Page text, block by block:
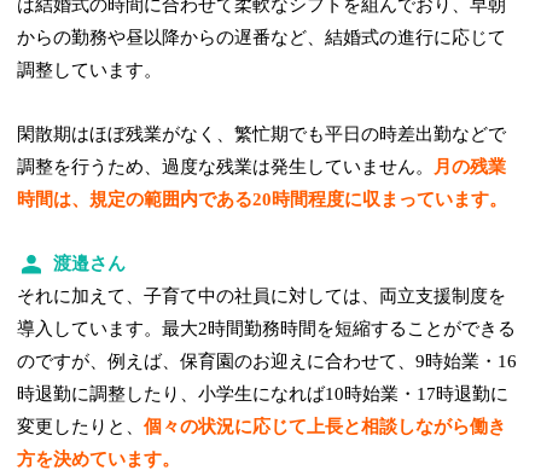
は結婚式の時間に合わせて柔軟なシフトを組んでおり、早朝
からの勤務や昼以降からの遅番など、結婚式の進行に応じて
調整しています。
閑散期はほぼ残業がなく、繁忙期でも平日の時差出勤などで
調整を行うため、過度な残業は発生していません。
月の残業
時間は、規定の範囲内である20時間程度に収まっています。
渡邉さん
それに加えて、子育て中の社員に対しては、両立支援制度を
導入しています。最大2時間勤務時間を短縮することができる
のですが、例えば、保育園のお迎えに合わせて、9時始業・16
時退勤に調整したり、小学生になれば10時始業・17時退勤に
変更したりと、個々の状況に応じて上長と相談しながら働き
方を決めています。